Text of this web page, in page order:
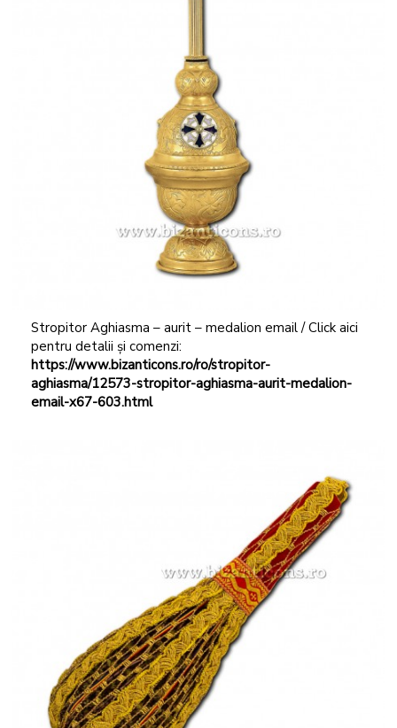
Stropitor Aghiasma – aurit – medalion email / Click aici
pentru detalii și comenzi:
https://www.bizanticons.ro/ro/stropitor-
aghiasma/12573-stropitor-aghiasma-aurit-medalion-
email-x67-603.html